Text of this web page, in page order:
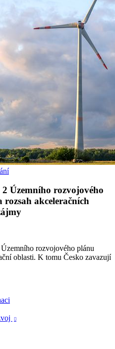
Územního rozvojového
akceleračních
rozvojového plánu
oblasti. K tomu Česko zavazují
